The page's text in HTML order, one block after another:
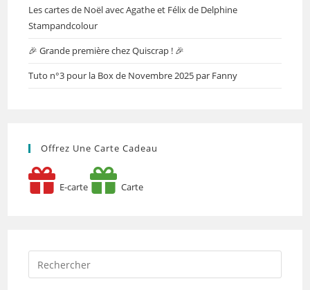
Les cartes de Noël avec Agathe et Félix de Delphine
Stampandcolour
🎉 Grande première chez Quiscrap ! 🎉
Tuto n°3 pour la Box de Novembre 2025 par Fanny
Offrez Une Carte Cadeau
E-carte Carte